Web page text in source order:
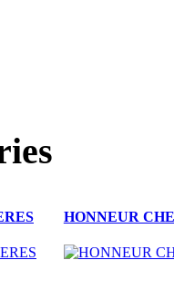
HONNEUR